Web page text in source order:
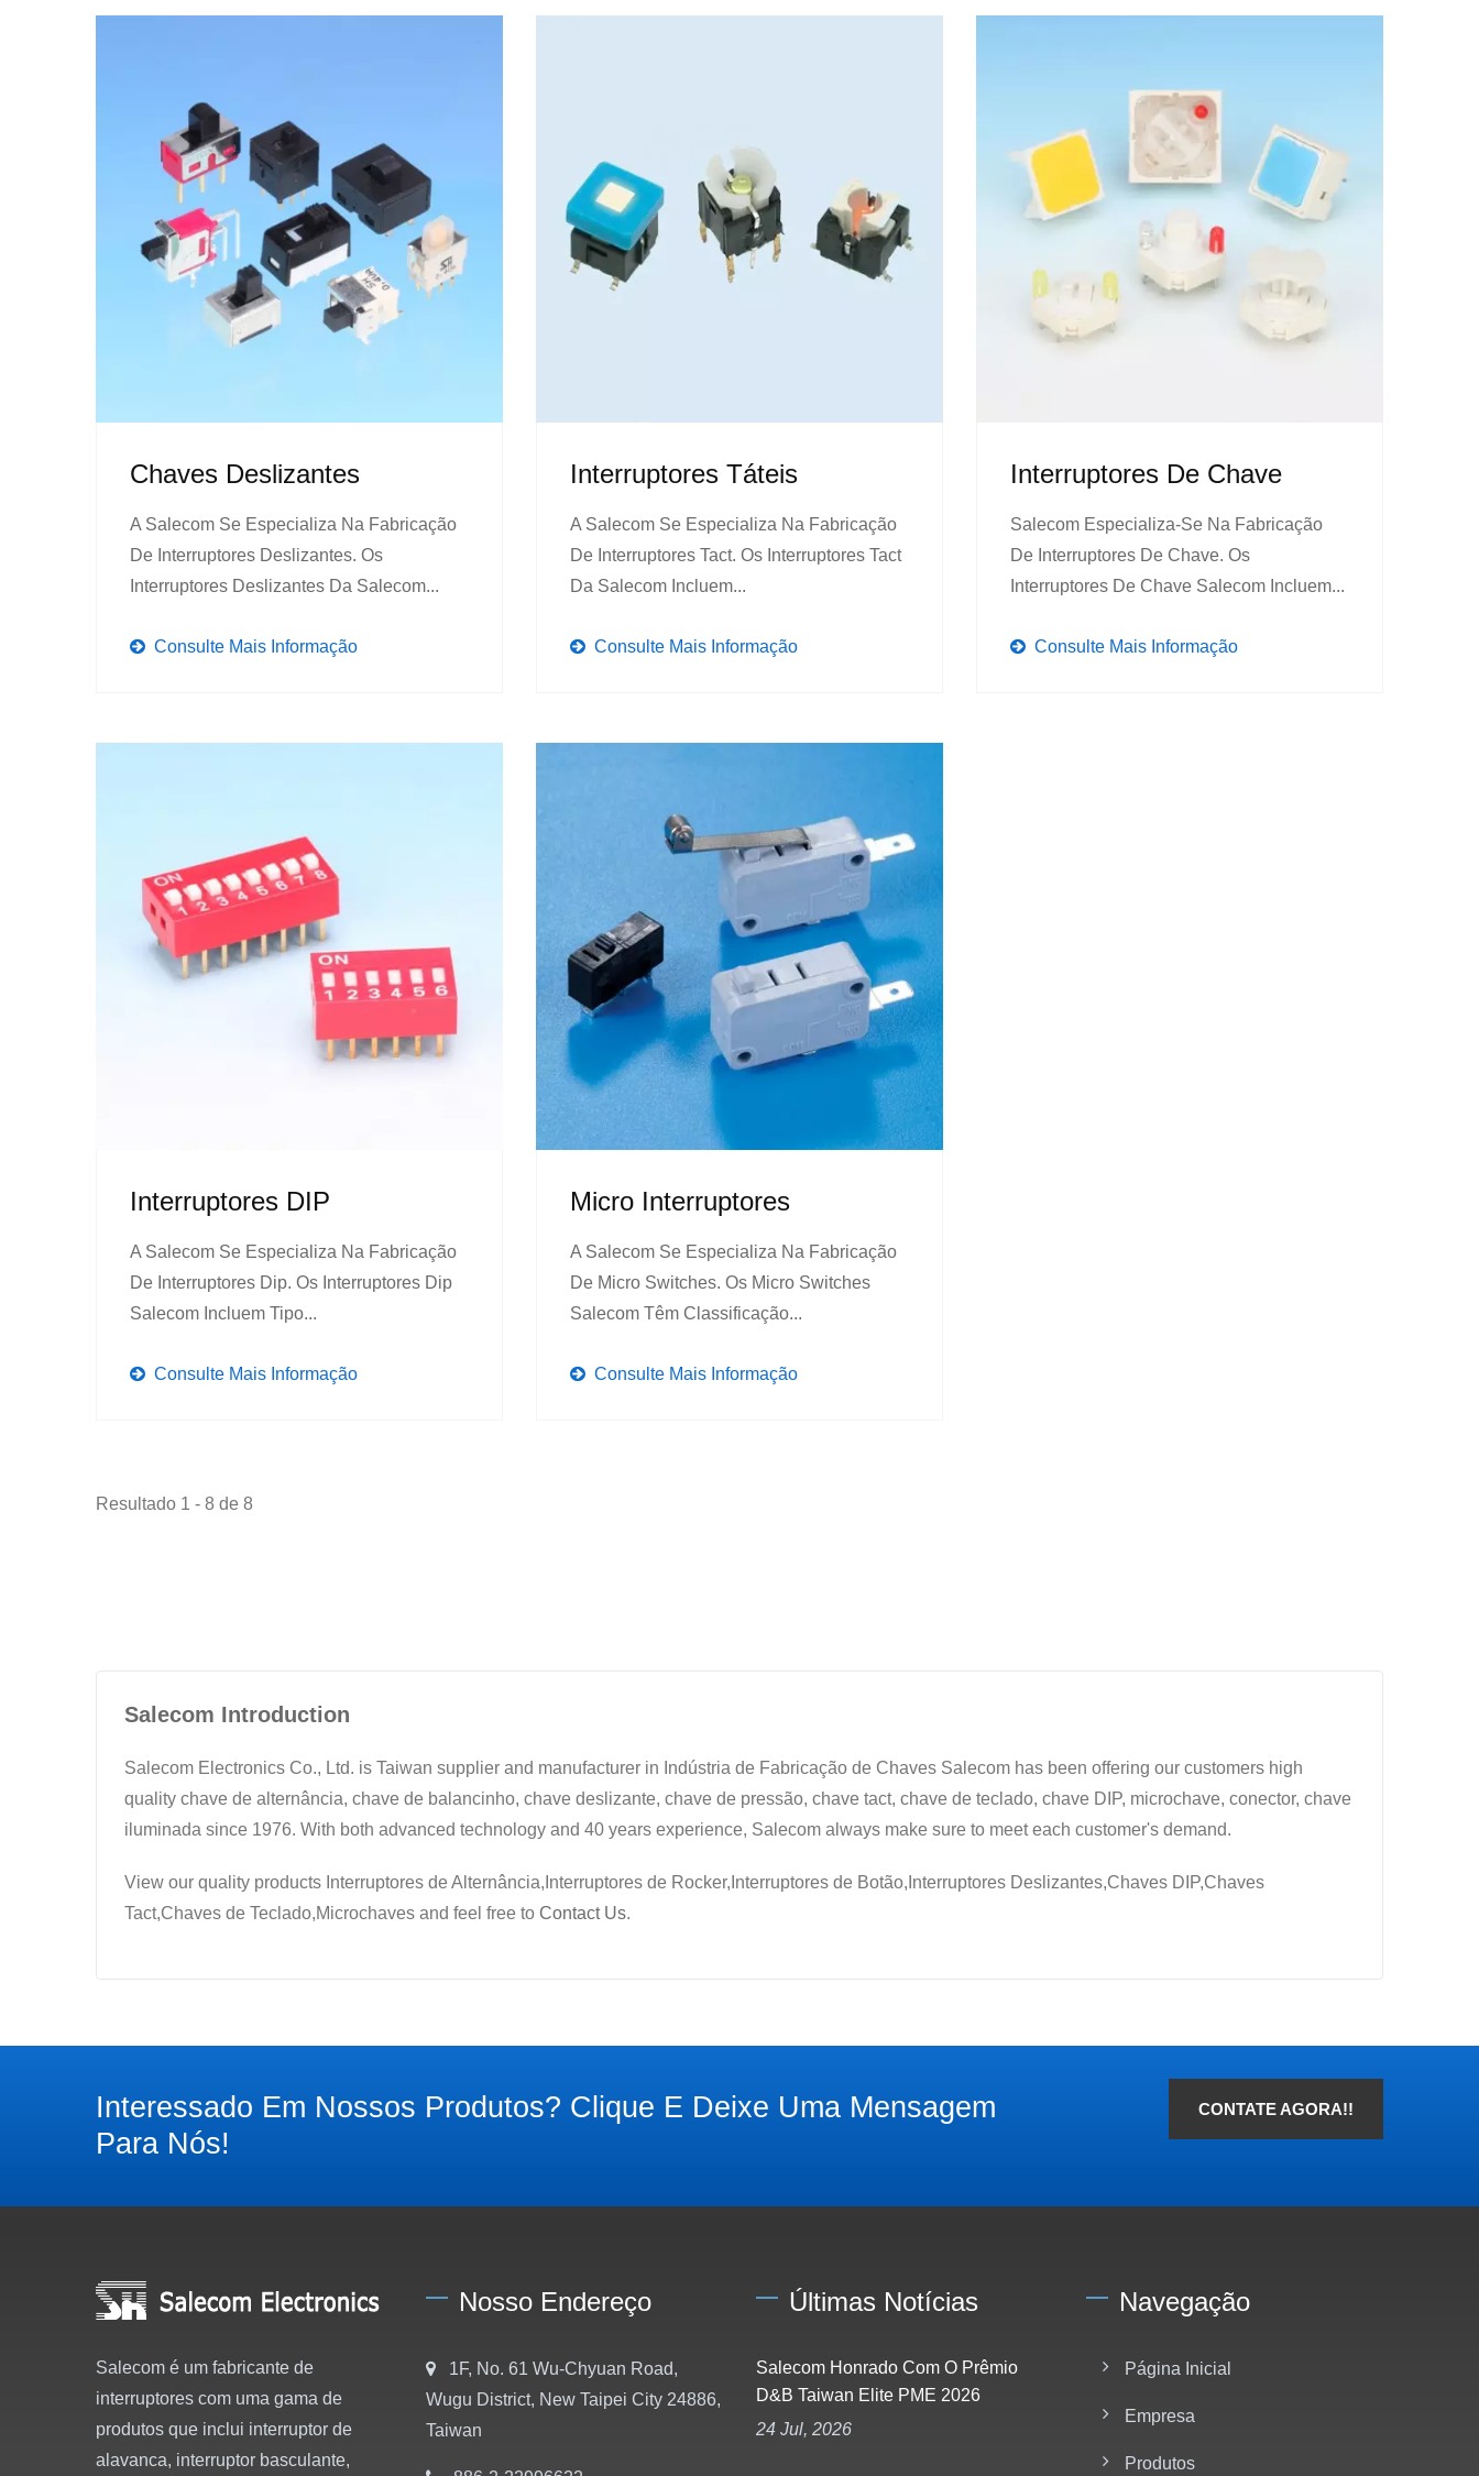
Chaves Deslizantes
A Salecom Se Especializa Na Fabricação
De Interruptores Deslizantes. Os
Interruptores Deslizantes Da Salecom...
Consulte Mais Informação
Interruptores Táteis
A Salecom Se Especializa Na Fabricação
De Interruptores Tact. Os Interruptores Tact
Da Salecom Incluem...
Consulte Mais Informação
Interruptores De Chave
Salecom Especializa-Se Na Fabricação
De Interruptores De Chave. Os
Interruptores De Chave Salecom Incluem...
Consulte Mais Informação
Interruptores DIP
A Salecom Se Especializa Na Fabricação
De Interruptores Dip. Os Interruptores Dip
Salecom Incluem Tipo...
Consulte Mais Informação
Micro Interruptores
A Salecom Se Especializa Na Fabricação
De Micro Switches. Os Micro Switches
Salecom Têm Classificação...
Consulte Mais Informação
Resultado 1 - 8 de 8
Salecom Introduction
Salecom Electronics Co., Ltd. is Taiwan supplier and manufacturer in Indústria de Fabricação de Chaves Salecom has been offering our customers high
quality chave de alternância, chave de balancinho, chave deslizante, chave de pressão, chave tact, chave de teclado, chave DIP, microchave, conector, chave
iluminada since 1976. With both advanced technology and 40 years experience, Salecom always make sure to meet each customer's demand.
View our quality products Interruptores de Alternância,Interruptores de Rocker,Interruptores de Botão,Interruptores Deslizantes,Chaves DIP,Chaves
Tact,Chaves de Teclado,Microchaves and feel free to Contact Us.
Interessado Em Nossos Produtos? Clique E Deixe Uma Mensagem
Para Nós!
CONTATE AGORA!!
Salecom é um fabricante de
interruptores com uma gama de
produtos que inclui interruptor de
alavanca, interruptor basculante,
Nosso Endereço
1F, No. 61 Wu-Chyuan Road,
Wugu District, New Taipei City 24886,
Taiwan
Últimas Notícias
Salecom Honrado Com O Prêmio
D&B Taiwan Elite PME 2026
24 Jul, 2026
Navegação
Página Inicial
Empresa
Produtos